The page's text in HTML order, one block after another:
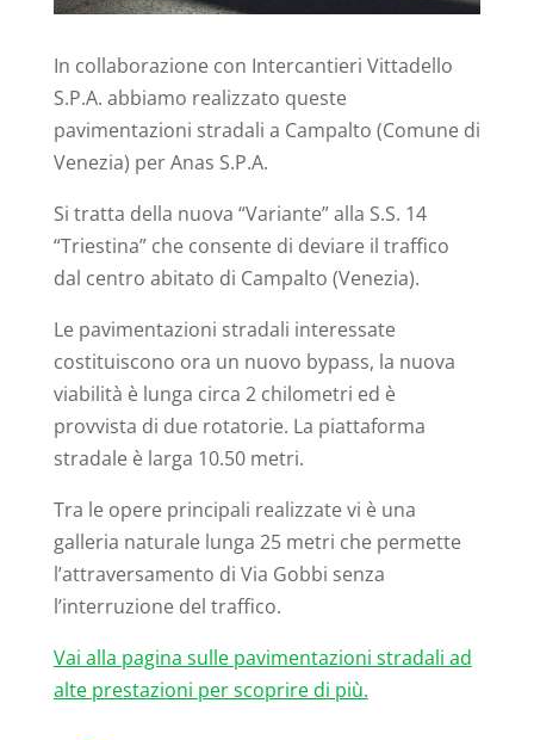
In collaborazione con Intercantieri Vittadello
S.P.A. abbiamo realizzato queste
pavimentazioni stradali a Campalto (Comune di
Venezia) per Anas S.P.A.
Si tratta della nuova “Variante” alla S.S. 14
“Triestina” che consente di deviare il traffico
dal centro abitato di Campalto (Venezia).
Le pavimentazioni stradali interessate
costituiscono ora un nuovo bypass, la nuova
viabilità è lunga circa 2 chilometri ed è
provvista di due rotatorie. La piattaforma
stradale è larga 10.50 metri.
Tra le opere principali realizzate vi è una
galleria naturale lunga 25 metri che permette
l’attraversamento di Via Gobbi senza
l’interruzione del traffico.
Vai alla pagina sulle pavimentazioni stradali ad
alte prestazioni per scoprire di più.